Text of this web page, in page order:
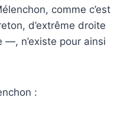
comme c’est
d’extrême droite
—, n’existe pour ainsi
: